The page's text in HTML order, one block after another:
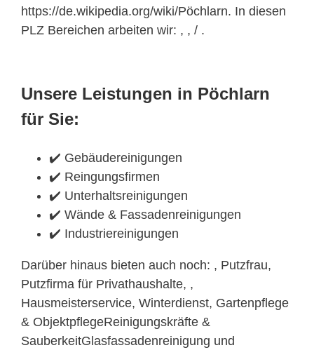
https://de.wikipedia.org/wiki/Pöchlarn. In diesen
PLZ Bereichen arbeiten wir: , , / .
Unsere Leistungen in Pöchlarn
für Sie:
✔️ Gebäudereinigungen
✔️ Reingungsfirmen
✔️ Unterhaltsreinigungen
✔️ Wände & Fassadenreinigungen
✔️ Industriereinigungen
Darüber hinaus bieten auch noch: , Putzfrau,
Putzfirma für Privathaushalte, ,
Hausmeisterservice, Winterdienst, Gartenpflege
& ObjektpflegeReinigungskräfte &
SauberkeitGlasfassadenreinigung und